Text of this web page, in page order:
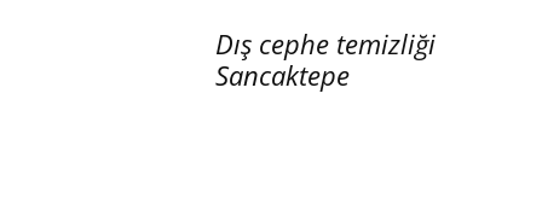
Dış cephe temizliği
Sancaktepe